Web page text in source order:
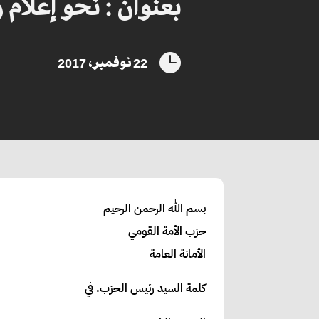
بعنوان : نحو
 22 نوفمبر، 2017
بسم الله الرحمن الرحيم
حزب الأمة القومي
الأمانة العامة
كلمة السيد رئيس الحزب. في